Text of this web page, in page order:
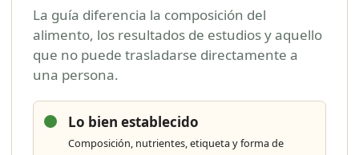
La guía diferencia la composición del
alimento, los resultados de estudios y aquello
que no puede trasladarse directamente a
una persona.
Lo bien establecido
Composición, nutrientes, etiqueta y forma de